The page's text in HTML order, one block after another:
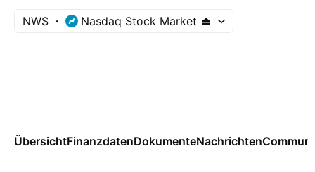
NWS Nasdaq Stock Market
ÜbersichtFinanzdatenDokumenteNachrichten